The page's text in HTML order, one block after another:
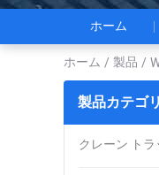
ホーム
ホーム / 製品 /
製品カテゴリ
クレーン トラ